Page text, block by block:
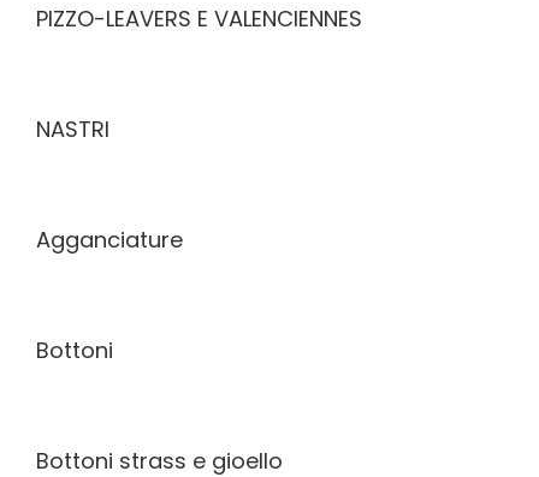
PIZZO-LEAVERS E VALENCIENNES
NASTRI
Agganciature
Bottoni
Bottoni strass e gioello